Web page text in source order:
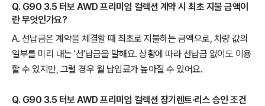
Q. G90 3.5 터보 AWD 프리미엄 컬렉션 계약 시 최초 지불 금액이
란 무엇인가요?
A. 선납금은 계약을 체결할 때 최초로 지불하는 금액으로, 차량 값의
일부를 미리 내는 '선'납금을 말해요. 상황에 따라 선납금 없이도 이용
할 수 있지만, 그럴 경우 월 납입료가 높아질 수 있어요.
Q. G90 3.5 터보 AWD 프리미엄 컬렉션 장기렌트·리스 승인 조건